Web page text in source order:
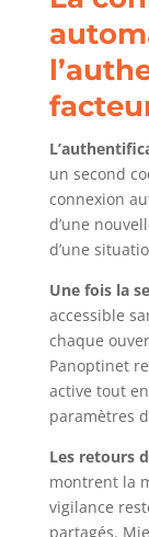
un second
connexion
d’une
d’une
Une fois la
accessible
chaque
Panoptinet
active tout
paramètres
Les retours
montrent la
vigilance
partagés.